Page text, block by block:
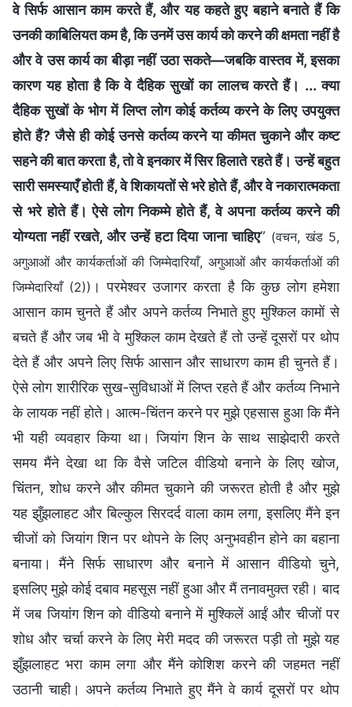
वे सिर्फ आसान काम करते हैं, और यह कहते हुए बहाने बनाते हैं कि
उनकी काबिलियत कम है, कि उनमें उस कार्य को करने की क्षमता नहीं है
और वे उस कार्य का बीड़ा नहीं उठा सकते—जबकि वास्तव में, इसका
कारण यह होता है कि वे दैहिक सुखों का लालच करते हैं। ... क्या
दैहिक सुखों के भोग में लिप्त लोग कोई कर्तव्य करने के लिए उपयुक्त
होते हैं? जैसे ही कोई उनसे कर्तव्य करने या कीमत चुकाने और कष्ट
सहने की बात करता है, तो वे इनकार में सिर हिलाते रहते हैं। उन्हें बहुत
सारी समस्याएँ होती हैं, वे शिकायतों से भरे होते हैं, और वे नकारात्मकता
से भरे होते हैं। ऐसे लोग निकम्मे होते हैं, वे अपना कर्तव्य करने की
योग्यता नहीं रखते, और उन्हें हटा दिया जाना चाहिए” (वचन, खंड 5,
अगुआओं और कार्यकर्ताओं की जिम्मेदारियाँ, अगुआओं और कार्यकर्ताओं की
जिम्मेदारियाँ (2)) । परमेश्वर उजागर करता है कि कुछ लोग हमेशा
आसान काम चुनते हैं और अपने कर्तव्य निभाते हुए मुश्किल कामों से
बचते हैं और जब भी वे मुश्किल काम देखते हैं तो उन्हें दूसरों पर थोप
देते हैं और अपने लिए सिर्फ आसान और साधारण काम ही चुनते हैं।
ऐसे लोग शारीरिक सुख-सुविधाओं में लिप्त रहते हैं और कर्तव्य निभाने
के लायक नहीं होते। आत्म-चिंतन करने पर मुझे एहसास हुआ कि मैंने
भी यही व्यवहार किया था। जियांग शिन के साथ साझेदारी करते
समय मैंने देखा था कि वैसे जटिल वीडियो बनाने के लिए खोज,
चिंतन, शोध करने और कीमत चुकाने की जरूरत होती है और मुझे
यह झुँझलाहट और बिल्कुल सिरदर्द वाला काम लगा, इसलिए मैंने इन
चीजों को जियांग शिन पर थोपने के लिए अनुभवहीन होने का बहाना
बनाया। मैंने सिर्फ साधारण और बनाने में आसान वीडियो चुने,
इसलिए मुझे कोई दबाव महसूस नहीं हुआ और मैं तनावमुक्त रही। बाद
में जब जियांग शिन को वीडियो बनाने में मुश्किलें आईं और चीजों पर
शोध और चर्चा करने के लिए मेरी मदद की जरूरत पड़ी तो मुझे यह
झुँझलाहट भरा काम लगा और मैंने कोशिश करने की जहमत नहीं
उठानी चाही। अपने कर्तव्य निभाते हुए मैंने वे कार्य दूसरों पर थोप